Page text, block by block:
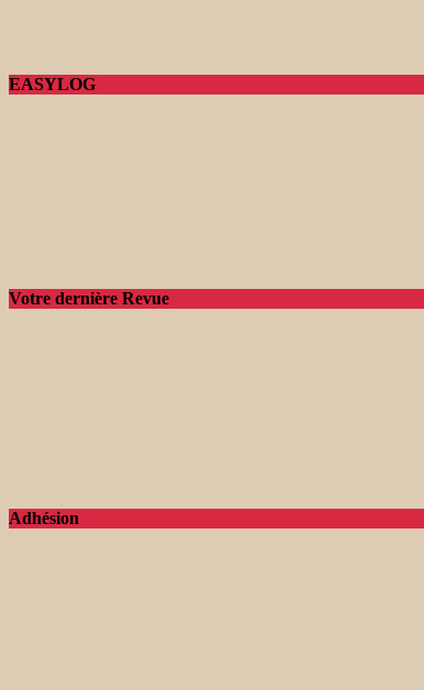
EASYLOG
Votre dernière Revue
Adhésion